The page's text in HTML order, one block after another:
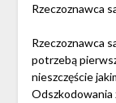
Rzeczoznawca
Rzeczoznawca
potrzebą
nieszczęście
Odszkodowania